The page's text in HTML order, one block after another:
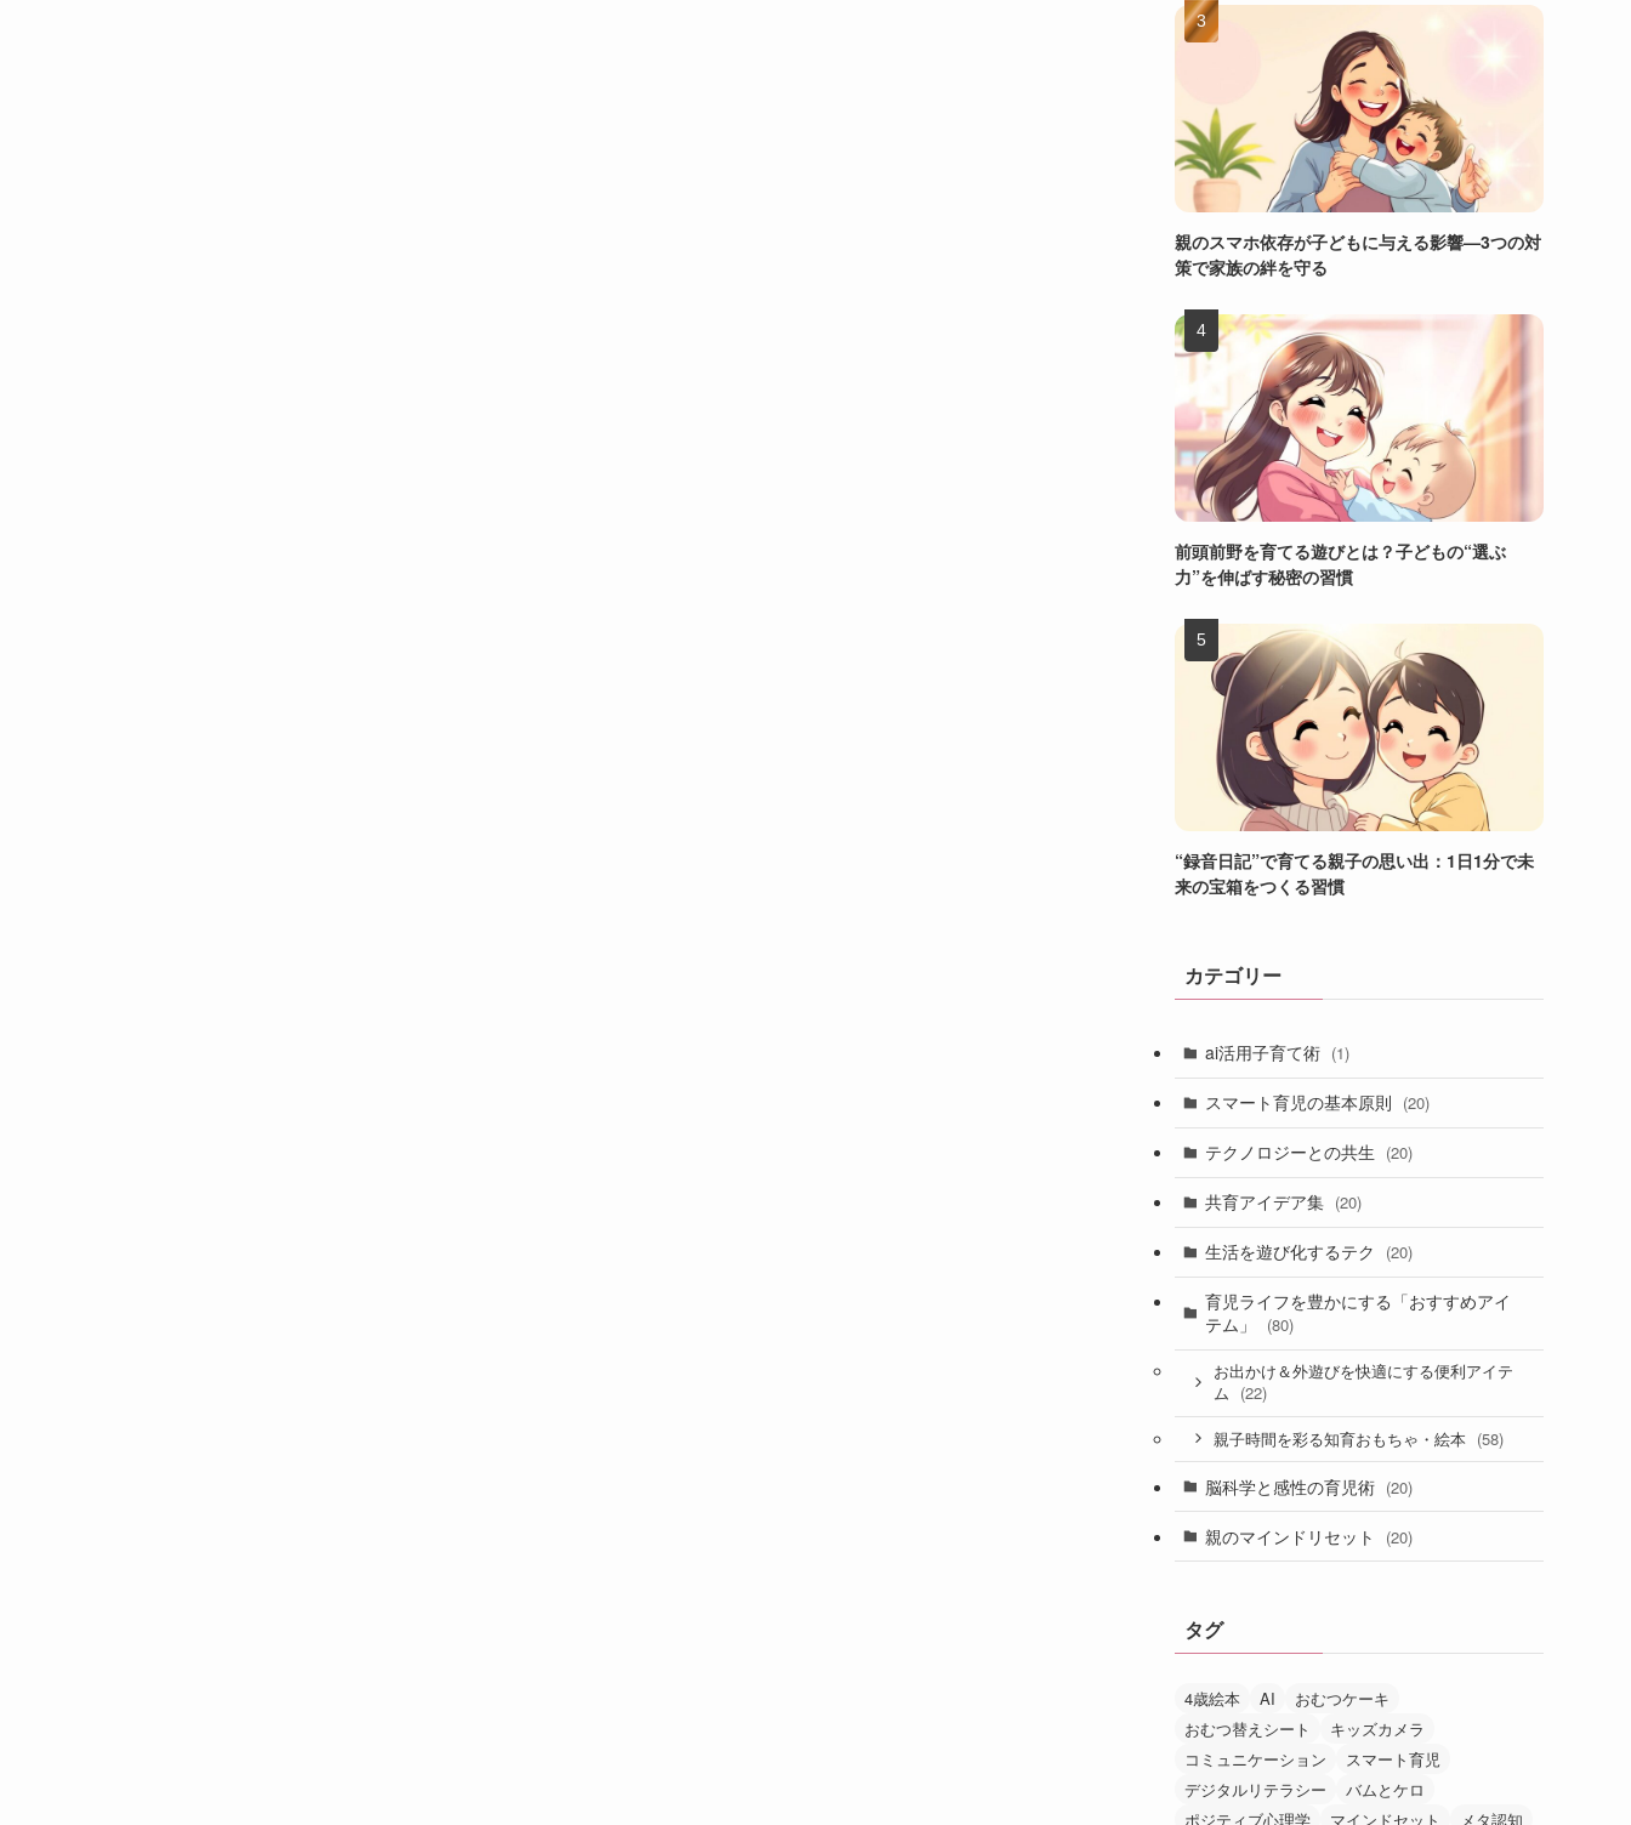
親のスマホ依存が子どもに与える影響—3つの対
策で家族の絆を守る
前頭前野を育てる遊びとは？子どもの“選ぶ
力”を伸ばす秘密の習慣
“録音日記”で育てる親子の思い出：1日1分で未
来の宝箱をつくる習慣
カテゴリー
ai活用子育て術 (1)
スマート育児の基本原則 (20)
テクノロジーとの共生 (20)
共育アイデア集 (20)
生活を遊び化するテク (20)
育児ライフを豊かにする「おすすめアイ
テム」
(80)
お出かけ＆外遊びを快適にする便利アイテ
ム
(22)
親子時間を彩る知育おもちゃ・絵本 (58)
脳科学と感性の育児術 (20)
親のマインドリセット (20)
タグ
4歳絵本 AI
おむつケーキ
おむつ替えシート
キッズカメラ
コミュニケーション
スマート育児
デジタルリテラシー
バムとケロ
ポジティブ心理学
マインドセット メタ認知